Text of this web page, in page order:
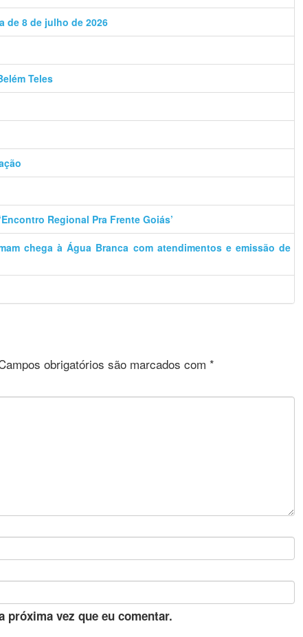
de 8 de julho de 2026
Teles
Regional Pra Frente Goiás’
chega à Água Branca com atendimentos e emissão de
obrigatórios são marcados com *
próxima vez que eu comentar.